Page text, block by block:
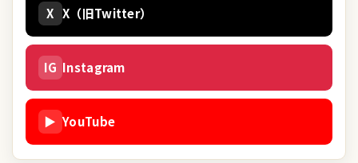
X X（旧Twitter）
IG Instagram
▶ YouTube